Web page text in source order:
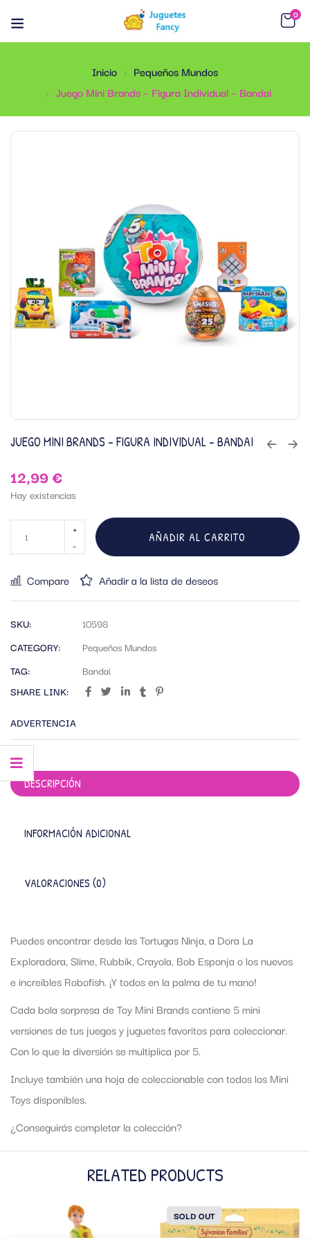
0
Inicio
Pequeños Mundos
Juego Mini Brands – Figura Individual – Bandai
JUEGO MINI BRANDS – FIGURA INDIVIDUAL – BANDAI
12,99€
Hay existencias
AÑADIR AL CARRITO
Compare Añadir a la lista de deseos
SKU:
10598
CATEGORY:
Pequeños Mundos
TAG:
Bandai
SHARE LINK:
ADVERTENCIA
DESCRIPCIÓN
INFORMACIÓN ADICIONAL
VALORACIONES (0)
Puedes encontrar desde las Tortugas Ninja, a Dora La
Exploradora, Slime, Rubbik, Crayola, Bob Esponja o los nuevos
e increíbles Robofish. ¡Y todos en la palma de tu mano!
Cada bola sorpresa de Toy Mini Brands contiene 5 mini
versiones de tus juegos y juguetes favoritos para coleccionar.
Con lo que la diversión se multiplica por 5.
Incluye también una hoja de coleccionable con todos los Mini
Toys disponibles.
¿Conseguirás completar la colección?
RELATED PRODUCTS
SOLD OUT